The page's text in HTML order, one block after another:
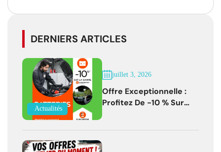
DERNIERS ARTICLES
Actualités
juillet 3, 2026
Offre Exceptionnelle :
Profitez De -10 % Sur